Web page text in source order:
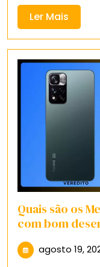
Ler Mais
Mais
Quais são os
com bom
agosto 19,